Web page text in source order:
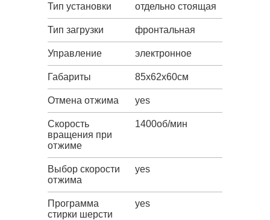
Тип установки отдельно стоящая
Тип загрузки фронтальная
Управление электронное
Габариты 85х62х60см
Отмена отжима yes
Скорость
вращения при
отжиме
1400об/мин
Выбор скорости
отжима
yes
Программа
стирки шерсти
yes